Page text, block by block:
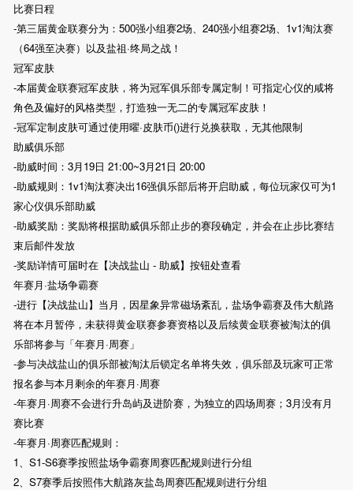
比赛日程
-第三届黄金联赛分为：500强小组赛2场、240强小组赛2场、1v1淘汰赛
（64强至决赛）以及盐祖·终局之战！
冠军皮肤
-本届黄金联赛冠军皮肤，将为冠军俱乐部专属定制！可指定心仪的咸将
角色及偏好的风格类型，打造独一无二的专属冠军皮肤！
-冠军定制皮肤可通过使用曜·皮肤币()进行兑换获取，无其他限制
助威俱乐部
-助威时间：3月19日 21:00~3月21日 20:00
-助威规则：1v1淘汰赛决出16强俱乐部后将开启助威，每位玩家仅可为1
家心仪俱乐部助威
-助威奖励：奖励将根据助威俱乐部止步的赛段确定，并会在止步比赛结
束后邮件发放
-奖励详情可届时在【决战盐山 - 助威】按钮处查看
年赛月·盐场争霸赛
-进行【决战盐山】当月，因星象异常磁场紊乱，盐场争霸赛及伟大航路
将在本月暂停，未获得黄金联赛参赛资格以及后续黄金联赛被淘汰的俱
乐部将参与「年赛月·周赛」
-参与决战盐山的俱乐部被淘汰后锁定名单将失效，俱乐部及玩家可正常
报名参与本月剩余的年赛月·周赛
-年赛月·周赛不会进行升岛屿及进阶赛，为独立的四场周赛；3月没有月
赛比赛
-年赛月·周赛匹配规则：
1、S1-S6赛季按照盐场争霸赛周赛匹配规则进行分组
2、S7赛季后按照伟大航路灰盐岛周赛匹配规则进行分组